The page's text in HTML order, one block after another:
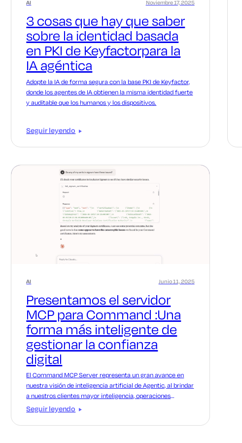
AI
3 cosas que hay que saber
sobre la identidad basada
en PKI de Keyfactorpara la
IA agéntica
Noviembre 17, 2025
Adopte la IA de forma segura con la base PKI de Keyfactor,
donde los agentes de IA obtienen la misma identidad fuerte
y auditable que los humanos y los dispositivos.
Seguir leyendo
AI
Presentamos el servidor
MCP para Command :Una
forma más inteligente de
gestionar la confianza
digital
Junio 11, 2025
El Command MCP Server representa un gran avance en
nuestra visión de inteligencia artificial de Agentic, al brindar
a nuestros clientes mayor inteligencia, operaciones
optimizadas y una automatización mejorada. Las
comienzo.
Seguir leyendo